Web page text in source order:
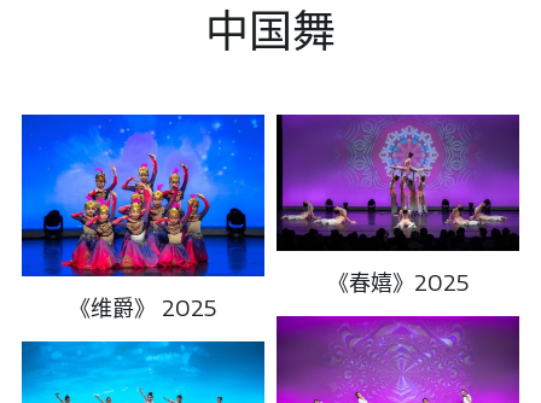
瑜伽教师
中国舞教师
行政老师
“卓越计划”培训教师
中国舞教学体系
在线商城
获奖记录
2024群舞获奖记录
2024独舞/双人舞/三人舞获奖记录
2023群舞获奖记录
图库
芭蕾
Hip Hop & KPOP
资助和奖学金
联系我们
中国舞
《维爵》 2025
《春嬉》2025